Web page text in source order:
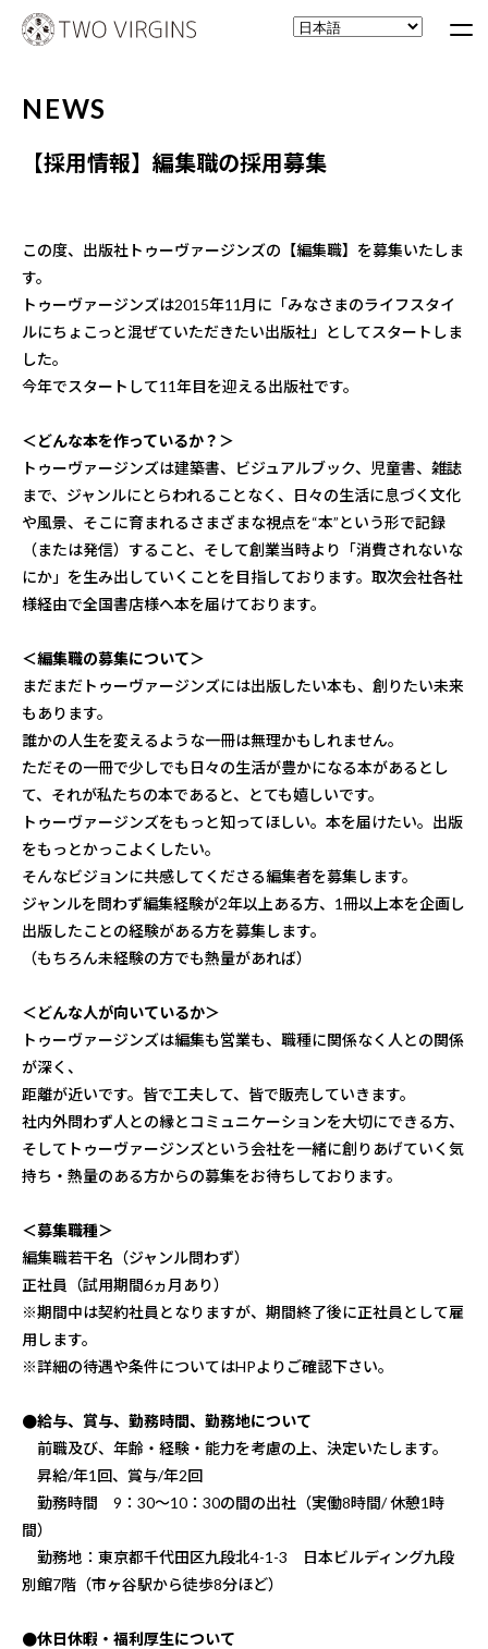
NEWS
【採用情報】編集職の採用募集
この度、出版社トゥーヴァージンズの【編集職】を募集いたしま
す。
トゥーヴァージンズは2015年11月に「みなさまのライフスタイ
ルにちょこっと混ぜていただきたい出版社」としてスタートしま
した。
今年でスタートして11年目を迎える出版社です。
＜どんな本を作っているか？＞
トゥーヴァージンズは建築書、ビジュアルブック、児童書、雑誌
まで、ジャンルにとらわれることなく、日々の生活に息づく文化
や風景、そこに育まれるさまざまな視点を“本”という形で記録
（または発信）すること、そして創業当時より「消費されないな
にか」を生み出していくことを目指しております。取次会社各社
様経由で全国書店様へ本を届けております。
＜編集職の募集について＞
まだまだトゥーヴァージンズには出版したい本も、創りたい未来
もあります。
誰かの人生を変えるような一冊は無理かもしれません。
ただその一冊で少しでも日々の生活が豊かになる本があるとし
て、それが私たちの本であると、とても嬉しいです。
トゥーヴァージンズをもっと知ってほしい。本を届けたい。出版
をもっとかっこよくしたい。
そんなビジョンに共感してくださる編集者を募集します。
ジャンルを問わず編集経験が2年以上ある方、1冊以上本を企画し
出版したことの経験がある方を募集します。
（もちろん未経験の方でも熱量があれば）
＜どんな人が向いているか＞
トゥーヴァージンズは編集も営業も、職種に関係なく人との関係
が深く、
距離が近いです。皆で工夫して、皆で販売していきます。
社内外問わず人との縁とコミュニケーションを大切にできる方、
そしてトゥーヴァージンズという会社を一緒に創りあげていく気
持ち・熱量のある方からの募集をお待ちしております。
＜募集職種＞
編集職若干名（ジャンル問わず）
正社員（試用期間6ヵ月あり）
※期間中は契約社員となりますが、期間終了後に正社員として雇
用します。
※詳細の待遇や条件についてはHPよりご確認下さい。
●給与、賞与、勤務時間、勤務地について
前職及び、年齢・経験・能力を考慮の上、決定いたします。
昇給/年1回、賞与/年2回
勤務時間 9：30～10：30の間の出社（実働8時間/ 休憩1時
間）
勤務地：東京都千代田区九段北4-1-3 日本ビルディング九段
別館7階（市ヶ谷駅から徒歩8分ほど）
●休日休暇・福利厚生について